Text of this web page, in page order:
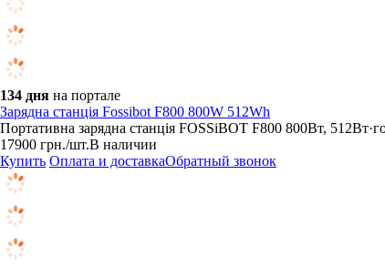
134 дня на портале
Зарядна станція Fossibot F800 800W 512Wh
Портативна зарядна станція FOSSiBOT F800 800Вт,
17900 грн./шт.В наличии
Купить Оплата и доставкаОбратный звонок